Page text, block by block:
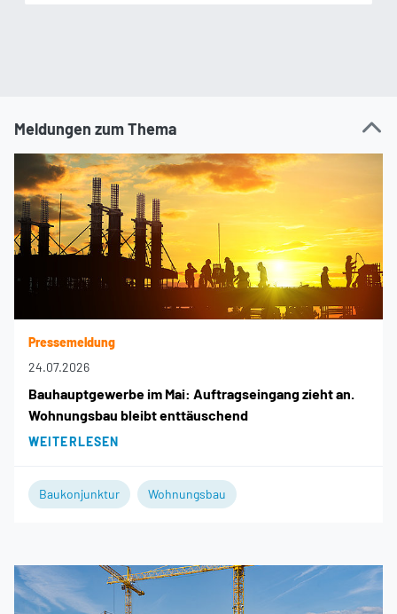
Meldungen zum Thema
Pressemeldung
24.07.2026
Bauhauptgewerbe im Mai: Auftragseingang zieht an.
Wohnungsbau bleibt enttäuschend
WEITERLESEN
Baukonjunktur Wohnungsbau